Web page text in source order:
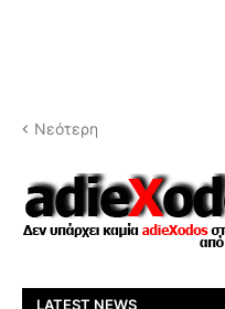
Νεότερη
LATEST NEWS